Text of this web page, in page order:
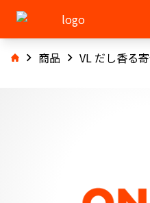
商品 VL だし香る